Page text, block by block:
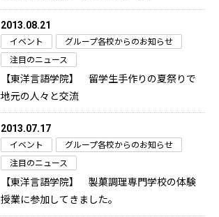
2013.08.21
イベント
グループ各校からのお知らせ
注目のニュース
【東洋言語学院】 留学生手作りの夏祭りで
地元の人々と交流
2013.07.17
イベント
グループ各校からのお知らせ
注目のニュース
【東洋言語学院】 製菓調理専門学校の体験
授業に参加してきました。